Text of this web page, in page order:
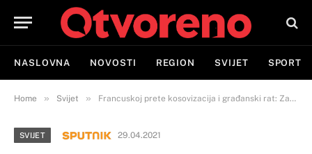
NASLOVNA NOVOSTI REGION SVIJET SPORT
Home » Svijet » Francuskoj prete kosovizacija i građanski rat: Zašto su se oficiri uznemirili
SVIJET 29.04.2021